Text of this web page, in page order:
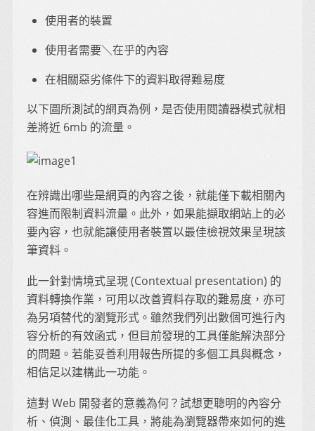
使用者的裝置
使用者需要＼在乎的內容
在相關惡劣條件下的資料取得難易度
以下圖所測試的網頁為例，是否使用閱讀器模式就相
差將近 6mb 的流量。
在辨識出哪些是網頁的內容之後，就能僅下載相關內
容進而限制資料流量。此外，如果能擷取網站上的必
要內容，也就能讓使用者裝置以最佳檢視效果呈現該
筆資料。
此一針對情境式呈現 (Contextual presentation) 的
資料轉換作業，可用以改善資料存取的難易度，亦可
為另項替代的瀏覽形式。雖然我們列出數個可進行內
容分析的有效函式，但目前發現的工具僅能解決部分
的問題。若能妥善利用報告所提的多個工具與概念，
相信足以建構此一功能。
這對 Web 開發者的意義為何？試想更聰明的內容分
析、偵測、最佳化工具，將能為瀏覽器帶來如何的進